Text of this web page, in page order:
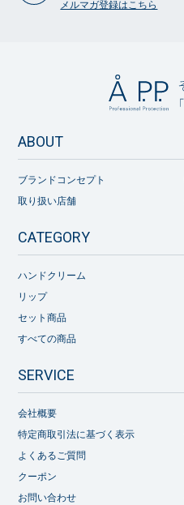
メルマガ登録はこちら
ABOUT
ブランドコンセプト
取り扱い店舗
CATEGORY
ハンドクリーム
リップ
セット商品
すべての商品
SERVICE
会社概要
特定商取引法に基づく表示
よくあるご質問
クーポン
お問い合わせ